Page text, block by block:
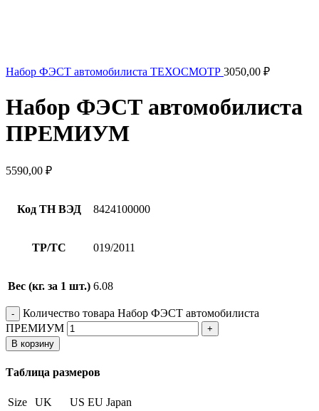
Набор ФЭСТ автомобилиста ТЕХОСМОТР 3050,00 ₽
Набор ФЭСТ автомобилиста
ПРЕМИУМ
5590,00 ₽
Код ТН ВЭД 8424100000
ТР/ТС 019/2011
Вес (кг. за 1 шт.) 6.08
Количество товара Набор ФЭСТ автомобилиста
ПРЕМИУМ
В корзину
Таблица размеров
Size UK US EU Japan